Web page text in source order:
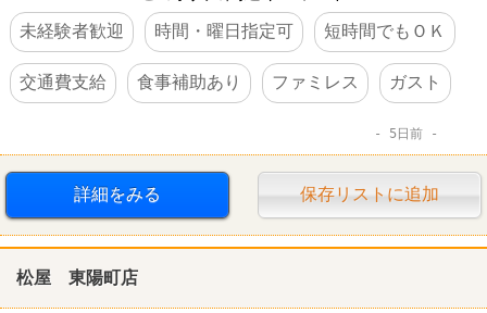
未経験者歓迎
時間・曜日指定可 短時間でもＯＫ
交通費支給 食事補助あり ファミレス ガスト
5日前
詳細をみる 保存リストに追加
松屋 東陽町店